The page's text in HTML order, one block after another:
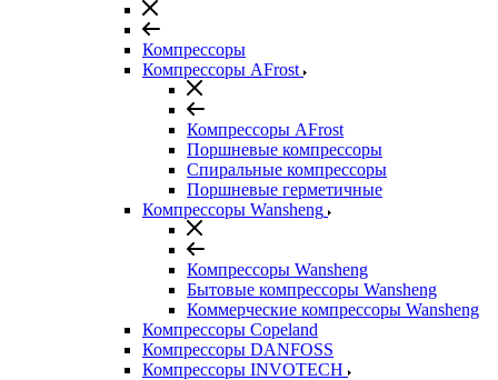
Компрессоры
Компрессоры AFrost
Компрессоры AFrost
Поршневые компрессоры
Спиральные компрессоры
Поршневые герметичные
Компрессоры Wansheng
Компрессоры Wansheng
Бытовые компрессоры Wansheng
Коммерческие компрессоры Wansheng
Компрессоры Copeland
Компрессоры DANFOSS
Компрессоры INVOTECH